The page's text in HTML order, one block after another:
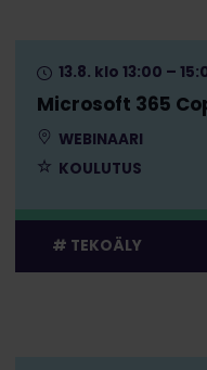
Microsoft 365
13.8. klo 13:00 –
WEBINAARI
KOULUTUS
TEKOÄLY